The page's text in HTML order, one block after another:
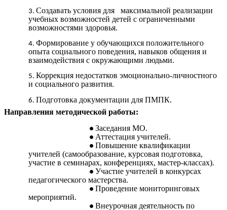
Создавать условия для максимальной реализации
учебных возможностей детей с ограниченными
возможностями здоровья.
Формирование у обучающихся положительного
опыта социального поведения, навыков общения и
взаимодействия с окружающими людьми.
Коррекция недостатков эмоционально-личностного
и социального развития.
Подготовка документации для ПМПК.
Направления методической работы:
Заседания МО.
Аттестация учителей.
Повышение квалификации
учителей (самообразование, курсовая подготовка,
участие в семинарах, конференциях, мастер-классах).
Участие учителей в конкурсах
педагогического мастерства.
Проведение мониторинговых
мероприятий.
Внеурочная деятельность по